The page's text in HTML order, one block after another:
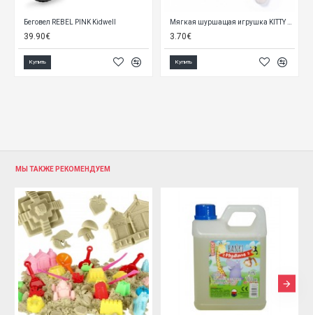
Беговел REBEL PINK Kidwell
39.90€
Купить
3.70€
Купить
МЫ ТАКЖЕ РЕКОМЕНДУЕМ